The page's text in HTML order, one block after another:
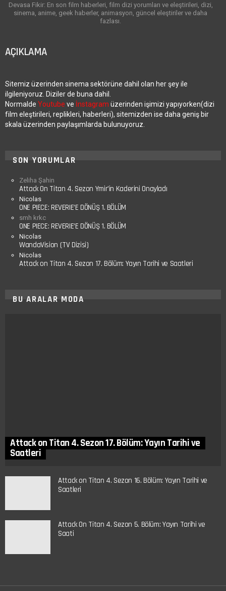
Devasa Fikir: En son film haberleri, film dizi yorumları ve eleştirileri, dizi,
sinema, anime, geek haberler, animasyon, güncel eleştiriler ve daha
fazlası.
AÇIKLAMA
Sitemiz üzerinden sinema sektörüne dahil olan her şey ile
ilgileniyoruz. Diziler de buna dahil.
Normalde Youtube ve İnstagram üzerinden işimizi yapıyorken(dizi
film eleştirileri, replikleri, haberleri), sitemizden ise daha geniş bir
skala üzerinden paylaşımlarda bulunuyoruz.
SON YORUMLAR
Zeliha Şahin
Attack On Titan 4. Sezon Ymir’in Kaderini Onayladı
Nicolas
ONE PIECE: REVERIE’E DÖNÜŞ 1. BÖLÜM
smh krkc
ONE PIECE: REVERIE’E DÖNÜŞ 1. BÖLÜM
Nicolas
WandaVision (TV Dizisi)
Nicolas
Attack on Titan 4. Sezon 17. Bölüm: Yayın Tarihi ve Saatleri
BU ARALAR MODA
Attack on Titan 4. Sezon 17. Bölüm: Yayın Tarihi ve
Saatleri
Attack on Titan 4. Sezon 16. Bölüm: Yayın Tarihi ve
Saatleri
Attack On Titan 4. Sezon 5. Bölüm: Yayın Tarihi ve
Saati